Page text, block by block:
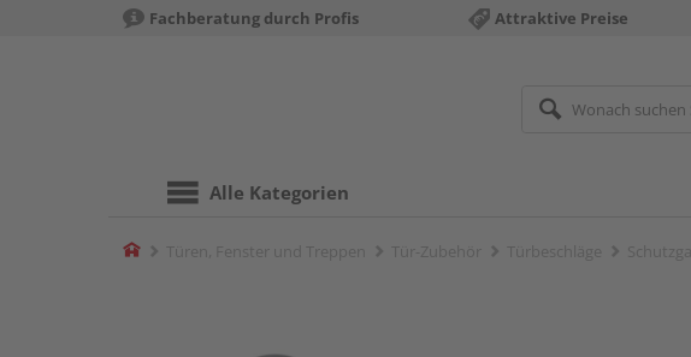
Fachberatung durch Profis Attraktive Preise
Alle Kategorien
Home